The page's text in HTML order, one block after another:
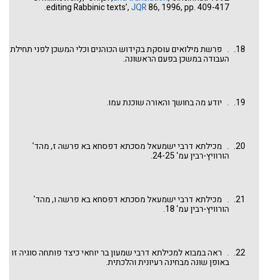
אחד אומר 'רמה בים' וכתוב אחד אומר 'ירה בים' כיצד יתקיימו שני
כתובים הללו? רמה שהיו עולין למרום וירה שהיו יורדים לתהום".
editing Rabbinic texts’,JQR86, 1996, pp. 409-417.
. פרשת מילואים עוסקת בקידוש הכוהנים וכלי המשכן לפני תחילת
העבודה במשכן בפעם הראשונה.
. יודע מה בחושך והאורה שוכנת עמו.
. מכילתא דרבי ישמעאל מסכתא דפסחא בא פרשה ז, מהד'
הורוויץ-רבין עמ' 24-25.
. מכילתא דרבי ישמעאל מסכתא דפסחא בא פרשה ו, מהד'
הורוויץ-רבין עמ' 18.
. ראה במבוא למכילתא דרבי שמעון בר יוחאי כיצד פותחה סוגיה זו
באופן שונה מבחינה רעיונית והלכתית.